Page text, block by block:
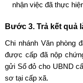
nhận việc đã thực
Bước 3. Trả kết quả
Chi nhánh Văn phòng
được cấp đã nộp
gửi Sổ đỏ cho UBND
sơ tại cấp xã.